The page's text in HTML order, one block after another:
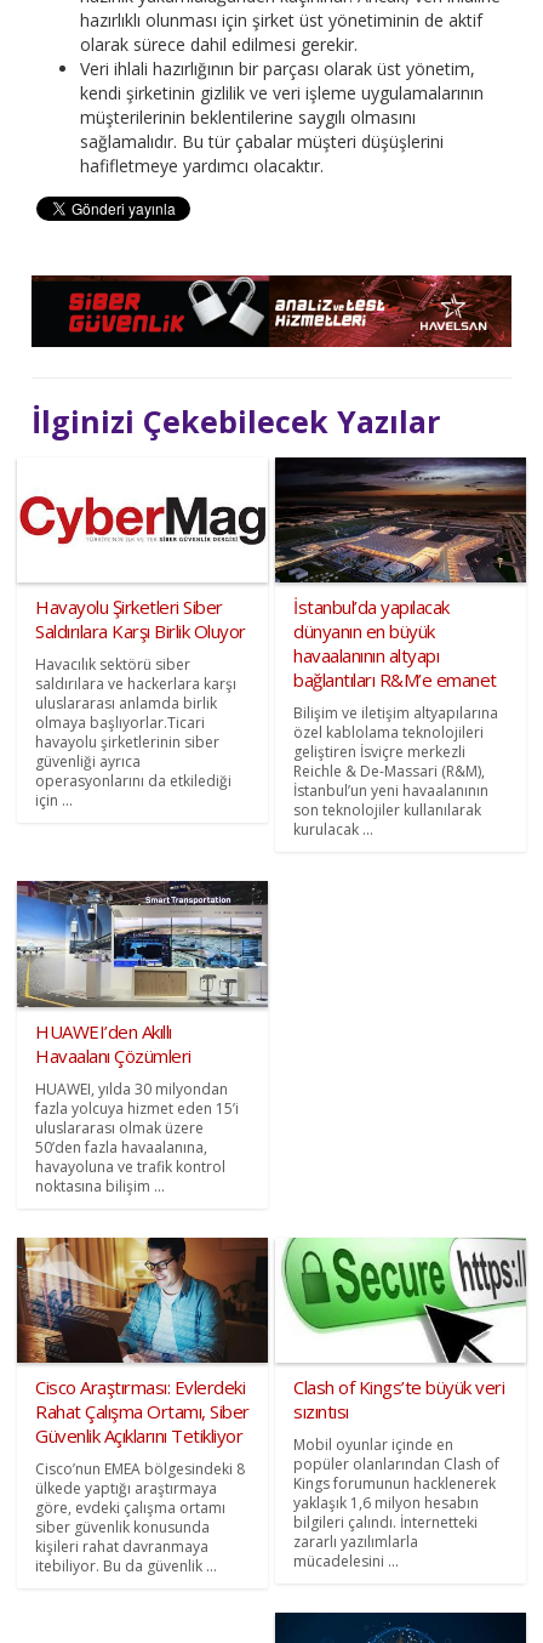
hazırlıklı olunması için şirket üst yönetiminin de aktif
olarak sürece dahil edilmesi gerekir.
Veri ihlali hazırlığının bir parçası olarak üst yönetim,
kendi şirketinin gizlilik ve veri işleme uygulamalarının
müşterilerinin beklentilerine saygılı olmasını
sağlamalıdır. Bu tür çabalar müşteri düşüşlerini
hafifletmeye yardımcı olacaktır.
İlginizi Çekebilecek Yazılar
Havayolu Şirketleri Siber
Saldırılara Karşı Birlik Oluyor
Havacılık sektörü siber
saldırılara ve hackerlara karşı
uluslararası anlamda birlik
olmaya başlıyorlar.Ticari
havayolu şirketlerinin siber
güvenliği ayrıca
operasyonlarını da etkilediği
için ...
İstanbul’da yapılacak
dünyanın en büyük
havaalanının altyapı
bağlantıları R&M’e emanet
Bilişim ve iletişim altyapılarına
özel kablolama teknolojileri
geliştiren İsviçre merkezli
Reichle & De-Massari (R&M),
İstanbul’un yeni havaalanının
son teknolojiler kullanılarak
kurulacak ...
HUAWEI’den Akıllı
Havaalanı Çözümleri
HUAWEI, yılda 30 milyondan
fazla yolcuya hizmet eden 15’i
uluslararası olmak üzere
50’den fazla havaalanına,
havayoluna ve trafik kontrol
noktasına bilişim ...
Cisco Araştırması: Evlerdeki
Rahat Çalışma Ortamı, Siber
Güvenlik Açıklarını Tetikliyor
Cisco’nun EMEA bölgesindeki 8
ülkede yaptığı araştırmaya
göre, evdeki çalışma ortamı
siber güvenlik konusunda
kişileri rahat davranmaya
itebiliyor. Bu da güvenlik ...
Clash of Kings’te büyük veri
sızıntısı
Mobil oyunlar içinde en
popüler olanlarından Clash of
Kings forumunun hacklenerek
yaklaşık 1,6 milyon hesabın
bilgileri çalındı. İnternetteki
zararlı yazılımlarla
mücadelesini ...